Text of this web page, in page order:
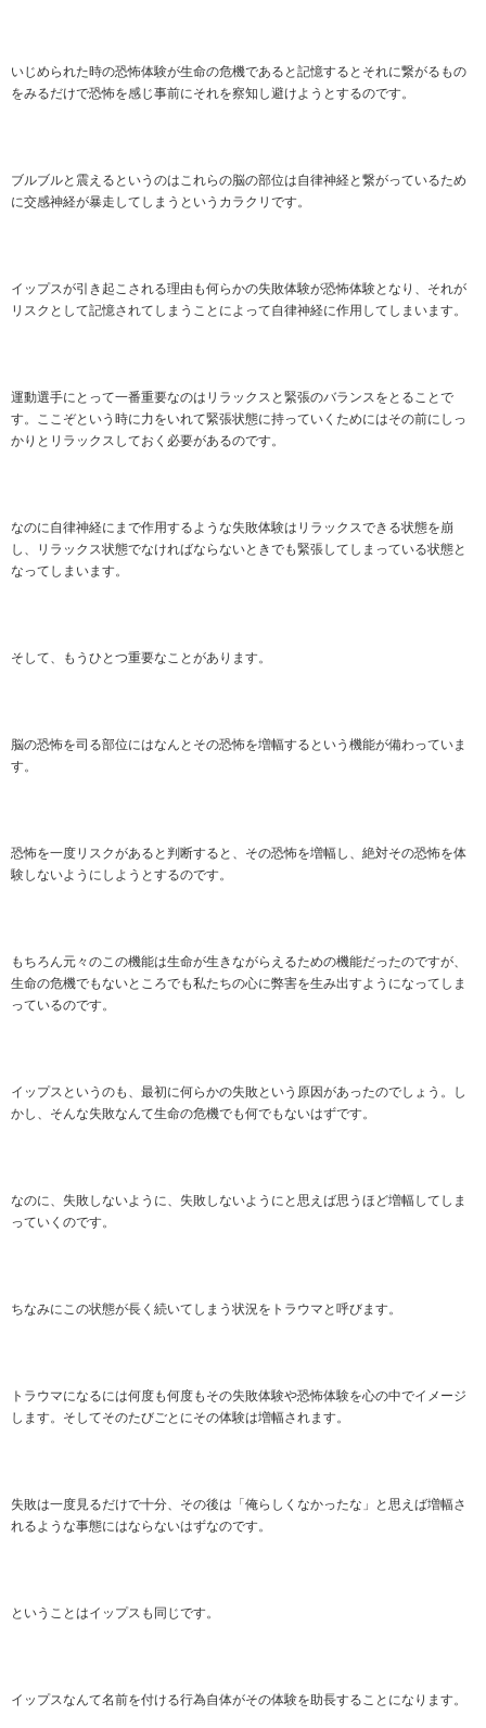
いじめられた時の恐怖体験が生命の危機であると記憶するとそれに繋がるもの
をみるだけで恐怖を感じ事前にそれを察知し避けようとするのです。
ブルブルと震えるというのはこれらの脳の部位は自律神経と繋がっているため
に交感神経が暴走してしまうというカラクリです。
イップスが引き起こされる理由も何らかの失敗体験が恐怖体験となり、それが
リスクとして記憶されてしまうことによって自律神経に作用してしまいます。
運動選手にとって一番重要なのはリラックスと緊張のバランスをとることで
す。ここぞという時に力をいれて緊張状態に持っていくためにはその前にしっ
かりとリラックスしておく必要があるのです。
なのに自律神経にまで作用するような失敗体験はリラックスできる状態を崩
し、リラックス状態でなければならないときでも緊張してしまっている状態と
なってしまいます。
そして、もうひとつ重要なことがあります。
脳の恐怖を司る部位にはなんとその恐怖を増幅するという機能が備わっていま
す。
恐怖を一度リスクがあると判断すると、その恐怖を増幅し、絶対その恐怖を体
験しないようにしようとするのです。
もちろん元々のこの機能は生命が生きながらえるための機能だったのですが、
生命の危機でもないところでも私たちの心に弊害を生み出すようになってしま
っているのです。
イップスというのも、最初に何らかの失敗という原因があったのでしょう。し
かし、そんな失敗なんて生命の危機でも何でもないはずです。
なのに、失敗しないように、失敗しないようにと思えば思うほど増幅してしま
っていくのです。
ちなみにこの状態が長く続いてしまう状況をトラウマと呼びます。
トラウマになるには何度も何度もその失敗体験や恐怖体験を心の中でイメージ
します。そしてそのたびごとにその体験は増幅されます。
失敗は一度見るだけで十分、その後は「俺らしくなかったな」と思えば増幅さ
れるような事態にはならないはずなのです。
ということはイップスも同じです。
イップスなんて名前を付ける行為自体がその体験を助長することになります。